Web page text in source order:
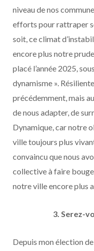
niveau de nos
efforts pour rattraper
soit, ce climat
encore plus notre
placé l’année 2025,
dynamisme ».
précédemment, mais
de nous adapter, de
Dynamique, car notre
ville toujours plus
convaincu que nous
collective à faire
notre ville encore plus
3. Serez-
Depuis mon élection